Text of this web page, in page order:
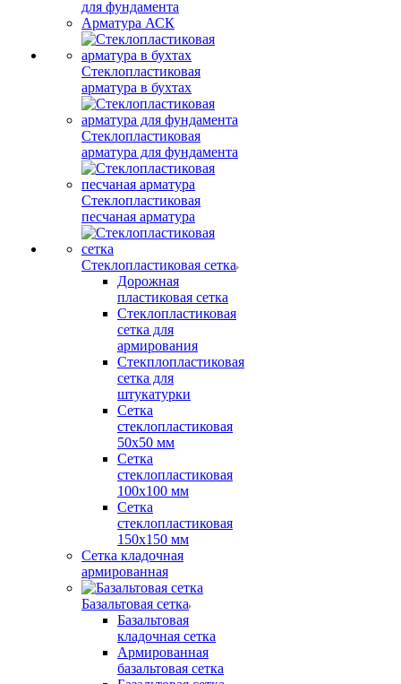
для фундамента
Арматура АСК
Стеклопластиковая
арматура в бухтах
Стеклопластиковая
арматура для фундамента
Стеклопластиковая
песчаная арматура
Стеклопластиковая сетка
Дорожная
пластиковая сетка
Стеклопластиковая
сетка для
армирования
Стекплопластиковая
сетка для
штукатурки
Сетка
стеклопластиковая
50x50 мм
Сетка
стеклопластиковая
100x100 мм
Сетка
стеклопластиковая
150x150 мм
Сетка кладочная
армированная
Базальтовая сетка
Базальтовая
кладочная сетка
Армированная
базальтовая сетка